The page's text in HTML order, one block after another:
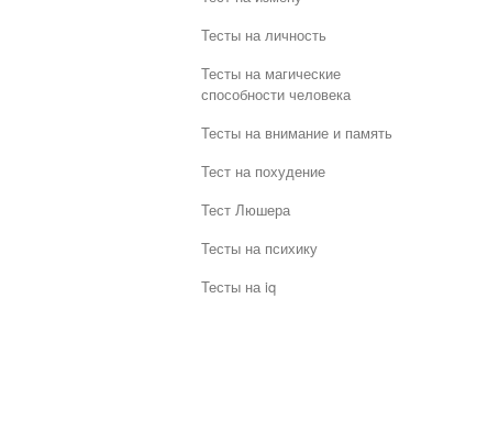
Тесты на личность
Тесты на магические
способности человека
Тесты на внимание и память
Тест на похудение
Тест Люшера
Тесты на психику
Тесты на iq